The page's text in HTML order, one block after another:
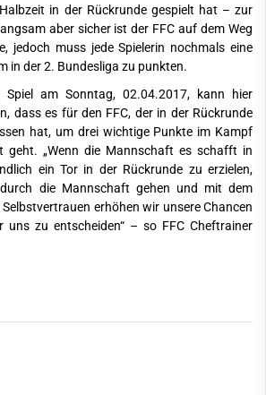
in der Rückrunde gespielt hat – zur
aber sicher ist der FFC auf dem Weg
jedoch muss jede Spielerin nochmals eine
in der 2. Bundesliga zu punkten.
am Sonntag, 02.04.2017, kann hier
dass es für den FFC, der in der Rückrunde
hat, um drei wichtige Punkte im Kampf
geht. „Wenn die Mannschaft es schafft in
ein Tor in der Rückrunde zu erzielen,
die Mannschaft gehen und mit dem
erhöhen wir unsere Chancen
uns zu entscheiden“ – so FFC Cheftrainer